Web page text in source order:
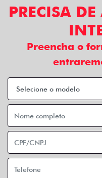
PRECISA
Preencha o